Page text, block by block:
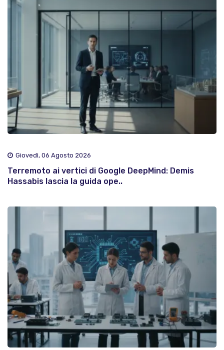
Giovedì, 06 Agosto 2026
Terremoto ai vertici di Google DeepMind: Demis
Hassabis lascia la guida ope..